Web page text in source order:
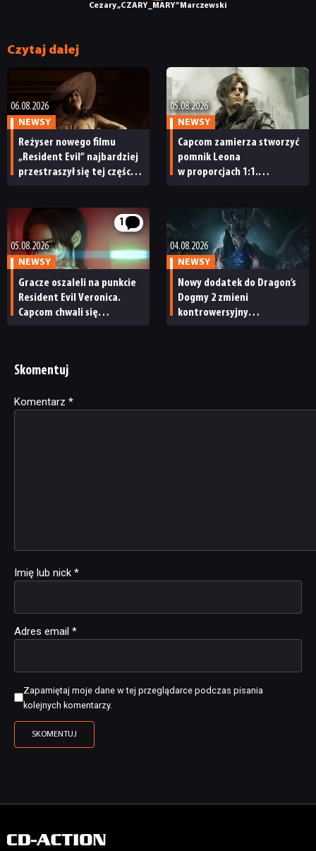
Cezary „CZARY_MARY” Marczewski
Czytaj dalej
06.08.2026
NEWSY
Reżyser nowego filmu
„Resident Evil” najbardziej
przestraszył się tej części
05.08.2026
NEWSY
Capcom zamierza stworzyć
pomnik Leona
w proporcjach 1:1.
znaków »Nie dotykać!«”
1
05.08.2026
NEWSY
Gracze oszaleli na punkcie
Resident Evil Veronica.
Capcom chwali się
04.08.2026
NEWSY
Nowy dodatek do Dragon’s
Dogmy 2 zmieni
kontrowersyjny
Skomentuj
Komentarz *
Imię lub nick *
Adres email *
Zapamiętaj moje dane w tej przeglądarce podczas pisania
kolejnych komentarzy.
Alternative: